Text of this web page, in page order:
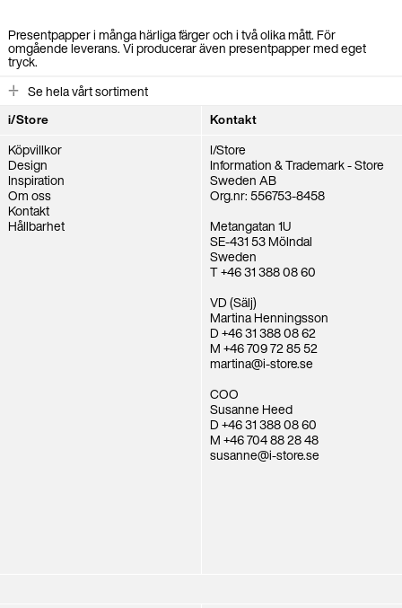
Presentpapper i många härliga färger och i två olika mått. För
omgående leverans. Vi producerar även presentpapper med eget
tryck.
Se hela vårt sortiment
i/Store
Köpvillkor
Design
Inspiration
Om oss
Kontakt
Hållbarhet
Kontakt
I/Store
Information & Trademark - Store
Sweden AB
Org.nr: 556753-8458
Metangatan 1U
SE-431 53 Mölndal
Sweden
T +46 31 388 08 60
VD (Sälj)
Martina Henningsson
D +46 31 388 08 62
M +46 709 72 85 52
martina@i-store.se
COO
Susanne Heed
D +46 31 388 08 60
M +46 704 88 28 48
susanne@i-store.se